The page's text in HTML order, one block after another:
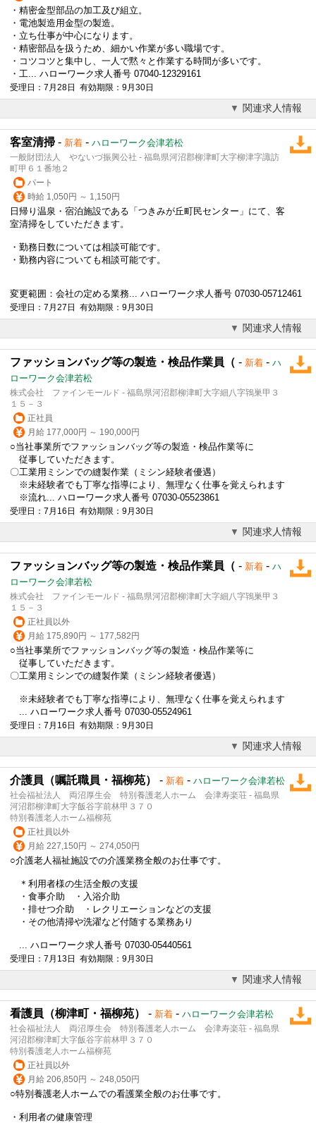
・精密金型部品の加工及び組立。
・電池製造用金型の製造。
・立ち仕事が中心になります。
・精密部品を扱うため、細かい作業が多い職場です。
・コツコツと集中し、一人で黙々と作業する時間が多いです。
・工... ハローワーク求人番号 07040-12329161
受理日：7月28日 有効期限：9月30日
関連求人情報
客室清掃 - 新着 - ハローワーク会津若松
一般財団法人 やないづ振興公社 - 福島県河沼郡柳津町大字柳津字諏訪
町甲６１番地２
パート
時給 1,050円 ～ 1,150円
日帰り温泉・宿泊施設である「つきみが丘町民センター」にて、客
室清掃をしていただきます。
・勤務日数については相談可能です。
・勤務内容についても相談可能です。
変更範囲：会社の定める業務... ハローワーク求人番号 07030-05712461
受理日：7月27日 有効期限：9月30日
関連求人情報
ファッションバッグ等の製造・検品作業員（ - 新着 - ハ
ローワーク会津若松
株式会社 ファインモールド - 福島県河沼郡柳津町大字細八字鴇巣甲３
１５－３
正社員
月給 177,000円 ～ 190,000円
○当社事業所でファッションバッグ等の製造・検品作業等に
従事していただきます。
〇工業用ミシンでの縫製作業（ミシン経験者優遇）
※未経験者でも丁寧な指導により、無理なく仕事を覚えられます
※流れ... ハローワーク求人番号 07030-05523861
受理日：7月16日 有効期限：9月30日
関連求人情報
ファッションバッグ等の製造・検品作業員（ - 新着 - ハ
ローワーク会津若松
株式会社 ファインモールド - 福島県河沼郡柳津町大字細八字鴇巣甲３
１５－３
正社員以外
月給 175,890円 ～ 177,582円
○当社事業所でファッションバッグ等の製造・検品作業等に
従事していただきます。
〇工業用ミシンでの縫製作業（ミシン経験者優遇）
※未経験者でも丁寧な指導により、無理なく仕事を覚えられます
... ハローワーク求人番号 07030-05524961
受理日：7月16日 有効期限：9月30日
関連求人情報
介護員（嘱託職員・福柳苑） - 新着 - ハローワーク会津若松
社会福祉法人 両沼厚生会 特別養護老人ホーム 会津寿楽荘 - 福島県
河沼郡柳津町大字飯谷字前林甲３７０
特別養護老人ホーム福柳苑
正社員以外
月給 227,150円 ～ 274,050円
○介護老人福祉施設での介護業務全般のお仕事です。
＊利用者様の生活全般の支援
・食事介助 ・入浴介助
・排せつ介助 ・レクリエーションなどの支援
・その他清掃や洗濯など付随する業務あり
... ハローワーク求人番号 07030-05440561
受理日：7月13日 有効期限：9月30日
関連求人情報
看護員（柳津町・福柳苑） - 新着 - ハローワーク会津若松
社会福祉法人 両沼厚生会 特別養護老人ホーム 会津寿楽荘 - 福島県
河沼郡柳津町大字飯谷字前林甲３７０
特別養護老人ホーム福柳苑
正社員以外
月給 206,850円 ～ 248,050円
○特別養護老人ホームでの看護業全般のお仕事です。
・利用者の健康管理